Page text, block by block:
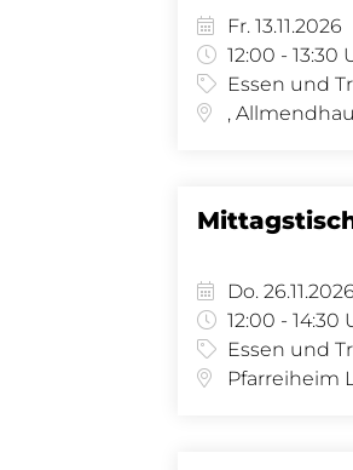
Fr. 13.11.2026
12:00 - 13:30
Essen und
,
Do. 26.11.2026
12:00 - 14:30
Essen und